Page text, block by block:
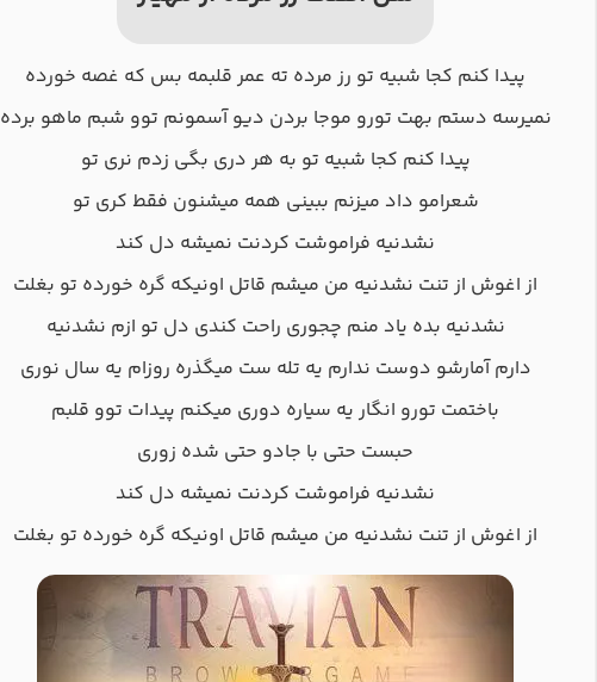
پیدا کنم کجا شبیه تو رز مرده ته عمر قلبمه بس که غصه خورده
نمیرسه دستم بهت تورو موجا بردن دیو آسمونم توو شبم ماهو برده
پیدا کنم کجا شبیه تو به هر دری بگی زدم نری تو
شعرامو داد میزنم ببینی همه میشنون فقط کری تو
نشدنیه فراموشت کردنت نمیشه دل کند
از اغوش از تنت نشدنیه من میشم قاتل اونیکه گره خورده تو بغلت
نشدنیه بده یاد منم چجوری راحت کندی دل تو ازم نشدنیه
دارم آمارشو دوست ندارم یه تله ست میگذره روزام یه سال نوری
باختمت تورو انگار یه سیاره دوری میکنم پیدات توو قلبم
حبست حتی با جادو حتی شده زوری
نشدنیه فراموشت کردنت نمیشه دل کند
از اغوش از تنت نشدنیه من میشم قاتل اونیکه گره خورده تو بغلت